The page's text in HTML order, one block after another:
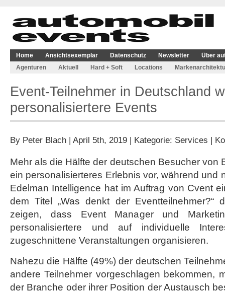
Home Ansichtsexemplar Datenschutz Newsletter
Über
Agenturen
Aktuell Hard + Soft Locations
Event-Teilnehmer in Deutschland
personalisiertere Events
By Peter Blach | April 5th, 2019 | Kategorie: Services |
Mehr als die Hälfte der deutschen Besucher von
ein personalisierteres Erlebnis vor, während und
Edelman Intelligence hat im Auftrag von Cvent
dem Titel „Was denkt der Eventteilnehmer?“
zeigen, dass Event Manager und
personalisiertere und auf individuelle
zugeschnittene Veranstaltungen organisieren.
Nahezu die Hälfte (49%) der deutschen
andere Teilnehmer vorgeschlagen bekommen,
der Branche oder ihrer Position der Austausch